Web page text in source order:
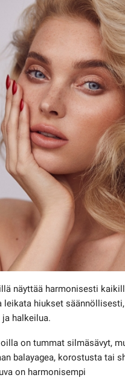
näyttää harmonisesti
hiukset
halkeilua.
on tummat silmäsävyt,
balayagea, korostusta tai
on harmonisempi